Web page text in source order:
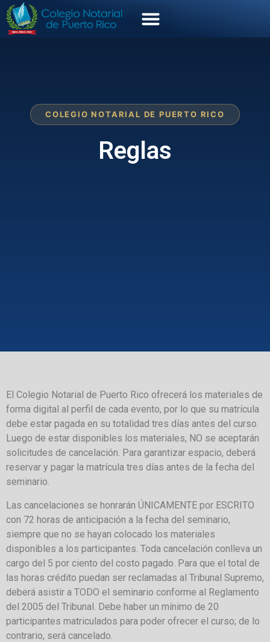
COLEGIO NOTARIAL DE PUERTO RICO
Reglas
El Colegio Notarial de Puerto Rico ofrecerá los materiales de
forma digital al perfil de cada evento, por lo que su matrícula
debe estar pagada en su totalidad tres días antes del curso.
Luego de estar disponibles los materiales, NO se aceptarán
solicitudes de cancelación. Para garantizar espacio, deberá
reservar y pagar la matrícula tres días antes de la fecha del
seminario.
Las cancelaciones se honrarán ÚNICAMENTE por ESCRITO
con 72 horas de anticipación a la fecha del seminario,
siempre que no se hayan colocado los materiales
disponibles a los participantes. Toda cancelación conlleva un
cargo del 5 por ciento del costo pagado. Para que el total de
las horas crédito puedan ser reclamadas al Tribunal Supremo,
deberá asistir a TODO el seminario conforme al Reglamento
del 2005 del Tribunal. Debe haber un mínimo de 20
participantes matriculados para poder ofrecer el curso; de lo
contrario, será cancelado.